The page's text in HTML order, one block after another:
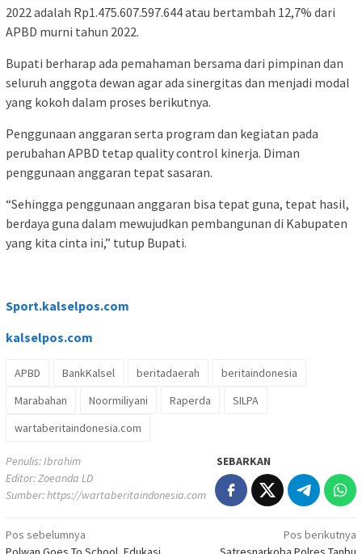
2022 adalah Rp1.475.607.597.644 atau bertambah 12,7% dari
APBD murni tahun 2022.
Bupati berharap ada pemahaman bersama dari pimpinan dan
seluruh anggota dewan agar ada sinergitas dan menjadi modal
yang kokoh dalam proses berikutnya.
Penggunaan anggaran serta program dan kegiatan pada
perubahan APBD tetap quality control kinerja. Diman
penggunaan anggaran tepat sasaran.
“Sehingga penggunaan anggaran bisa tepat guna, tepat hasil,
berdaya guna dalam mewujudkan pembangunan di Kabupaten
yang kita cinta ini,” tutup Bupati.
Sport.kalselpos.com
kalselpos.com
APBD BankKalsel beritadaerah
beritaindonesia
Marabahan
Noormiliyani Raperda
SILPA
wartaberitaindonesia.com
Penulis: Ibrahim
Editor: Zoeanda LD
Sumber:https://wartaberitaindonesia.com
SEBARKAN
Navigasi
Pos sebelumnya
Pos berikutnya